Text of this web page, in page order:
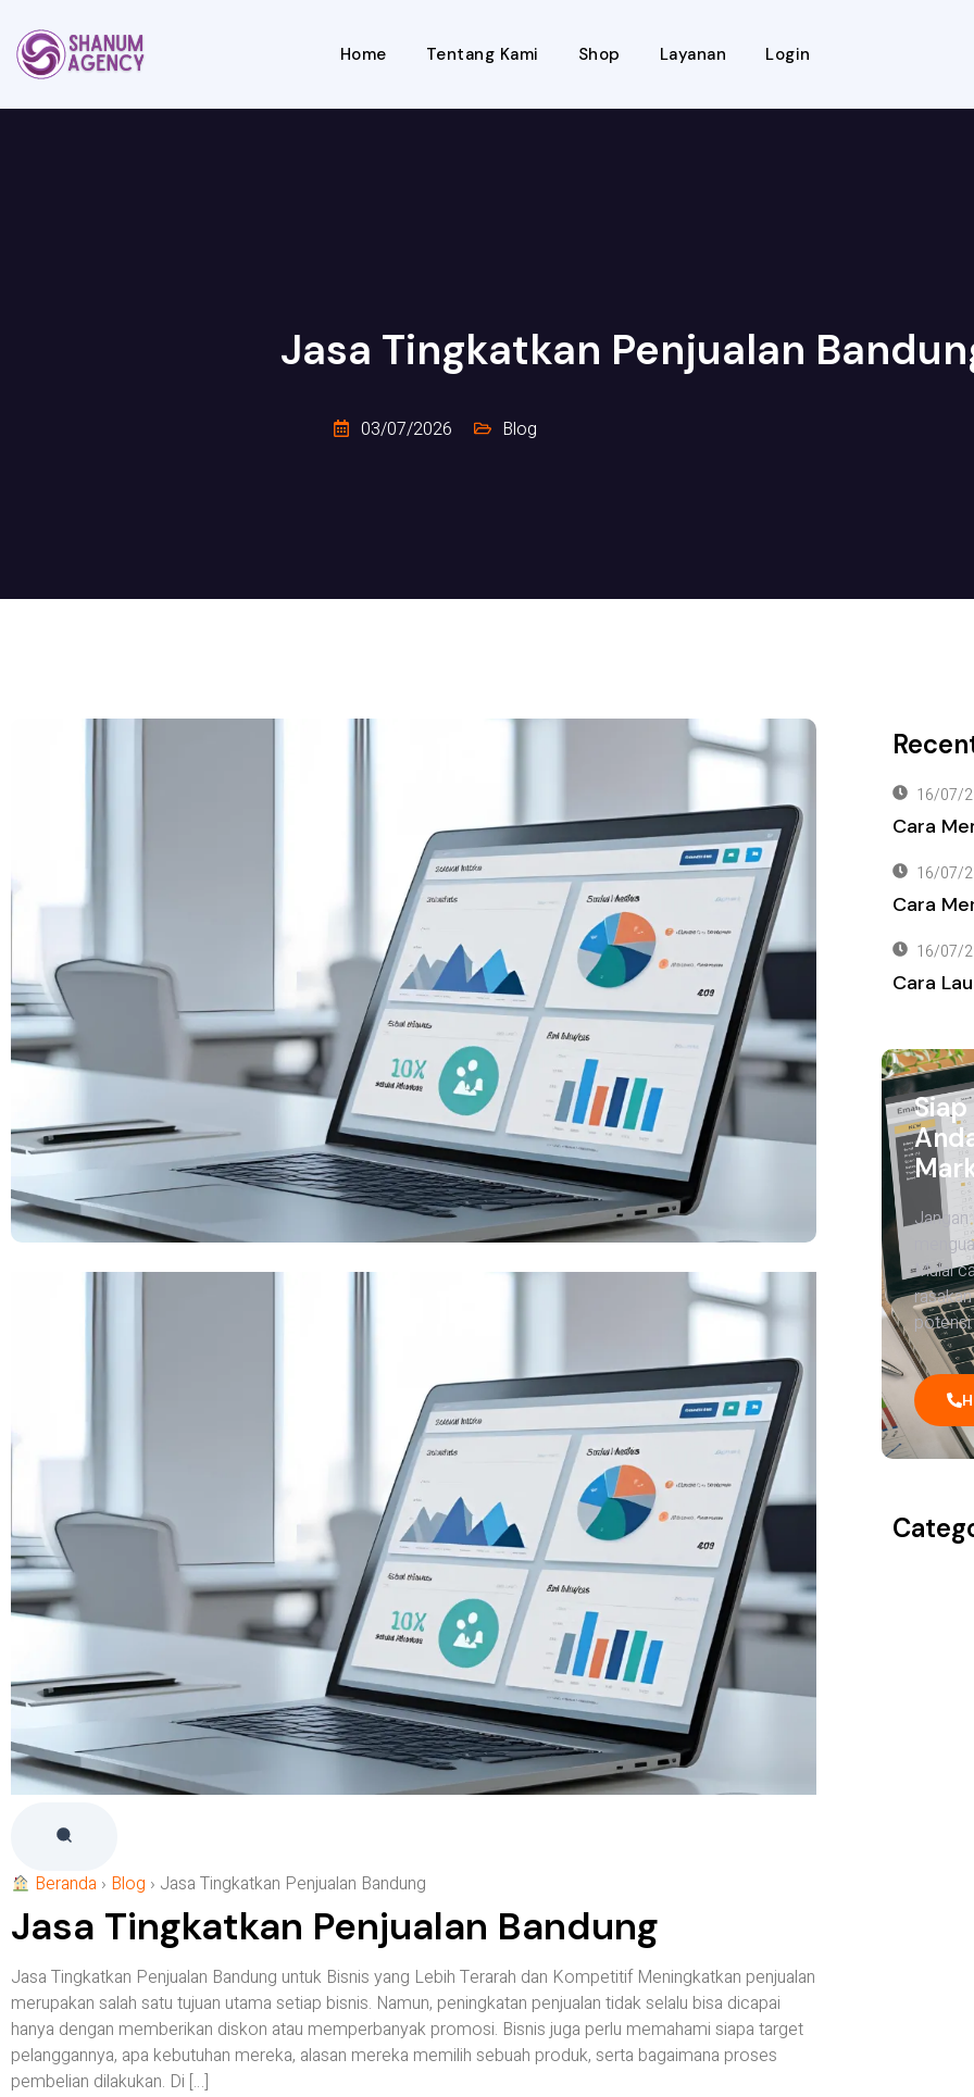
Home Tentang Kami Shop Layanan Login
Jasa Tingkatkan Penjualan
03/07/2026 Blog
Beranda › Blog › Jasa Tingkatkan Penjualan Bandung
Jasa Tingkatkan Penjualan Bandung
Jasa Tingkatkan Penjualan Bandung untuk Bisnis yang Lebih Terarah dan Kompetitif Meningkatkan penjualan
merupakan salah satu tujuan utama setiap bisnis. Namun, peningkatan penjualan tidak selalu bisa dicapai
hanya dengan memberikan diskon atau memperbanyak promosi. Bisnis juga perlu memahami siapa target
pelanggannya, apa kebutuhan mereka, alasan mereka memilih sebuah produk, serta bagaimana proses
pembelian dilakukan. Di […]
16/07/
Cara
16/07/
Cara
16/07/
Cara
Mulai
potensi